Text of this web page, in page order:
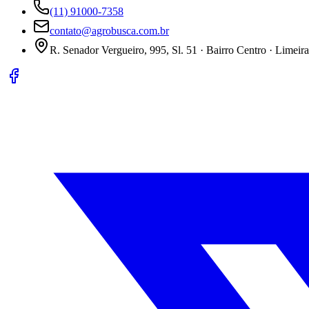
(11) 91000-7358
contato@agrobusca.com.br
R. Senador Vergueiro, 995, Sl. 51 · Bairro Centro ·